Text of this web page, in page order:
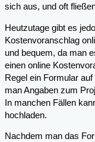
sich aus, und oft
Heutzutage gibt es
Kostenvoranschlag
und bequem, da man
einen online
Regel ein Formular
man Angaben zum
In manchen Fällen
hochladen.
Nachdem man das